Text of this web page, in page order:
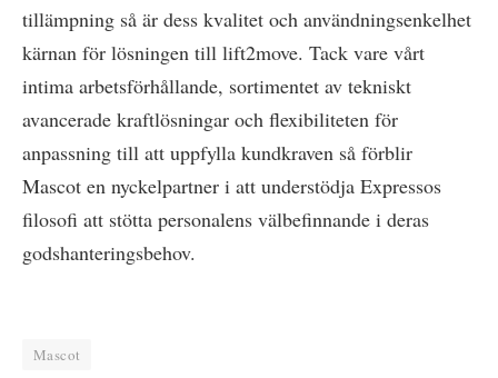
tillämpning så är dess kvalitet och användningsenkelhet
kärnan för lösningen till lift2move. Tack vare vårt
intima arbetsförhållande, sortimentet av tekniskt
avancerade kraftlösningar och flexibiliteten för
anpassning till att uppfylla kundkraven så förblir
Mascot en nyckelpartner i att understödja Expressos
filosofi att stötta personalens välbefinnande i deras
godshanteringsbehov.
Mascot